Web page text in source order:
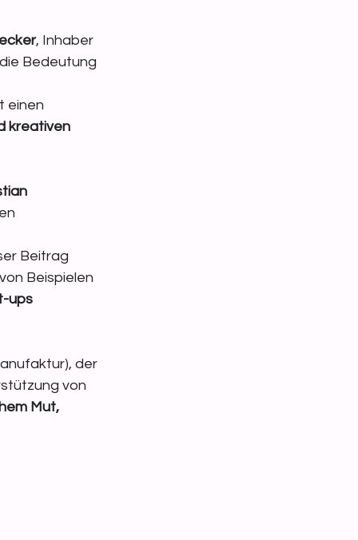
, Inhaber
Bedeutung
einen
kreativen
Beitrag
Beispielen
ups
der
von
Mut,